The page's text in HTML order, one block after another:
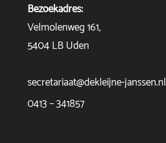
Bezoekadres:
Velmolenweg 161,
5404 LB Uden
secretariaat@dekleijne-janssen.nl
0413 – 341857